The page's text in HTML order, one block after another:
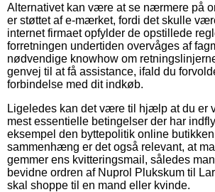
Alternativet kan være at se nærmere på
er støttet af e-mærket, fordi det skulle
internet firmaet opfylder de opstillede
forretningen undertiden overvåges af
nødvendige knowhow om
genvej til at få assistance, ifald du
forbindelse med dit indkøb.
Ligeledes kan det være til hjælp at du er
mest essentielle betingelser der har
eksempel den byttepolitik online
sammenhæng er det også relevant, at
gemmer ens kvitteringsmail, således
bevidne ordren af Nuprol Plukskum til
skal shoppe til en mand eller kvinde.